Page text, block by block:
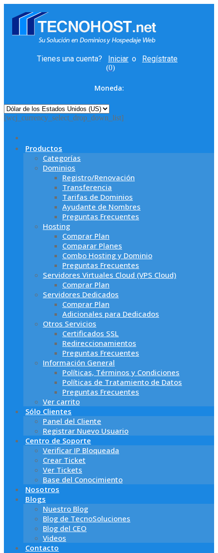
Tienes una cuenta? Iniciar o Regístrate
(0)
Moneda:
[wcj_currency_select_drop_down_list]
Productos
Categorías
Dominios
Registro/Renovación
Transferencia
Tarifas de Dominios
Ayudante de Nombres
Preguntas Frecuentes
Hosting
Comprar Plan
Comparar Planes
Combo Hosting y Dominio
Preguntas Frecuentes
Servidores Virtuales Cloud (VPS Cloud)
Comprar Plan
Servidores Dedicados
Comprar Plan
Adicionales para Dedicados
Otros Servicios
Certificados SSL
Redireccionamientos
Preguntas Frecuentes
Información General
Políticas, Términos y Condiciones
Políticas de Tratamiento de Datos
Preguntas Frecuentes
Ver carrito
Sólo Clientes
Panel del Cliente
Registrar Nuevo Usuario
Centro de Soporte
Verificar IP Bloqueada
Crear Ticket
Ver Tickets
Base del Conocimiento
Nosotros
Blogs
Nuestro Blog
Blog de TecnoSoluciones
Blog del CEO
Videos
Contacto